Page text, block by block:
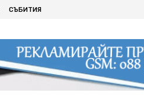
СЪБИТИЯ